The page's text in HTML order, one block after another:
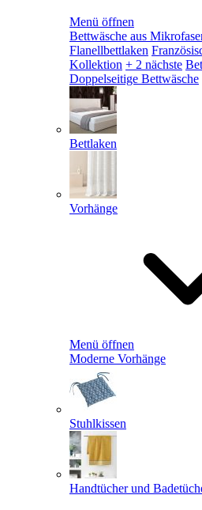
Menü öffnen
Bettwäsche aus
Flanellbettlaken
Kollektion + 2 nächste
Doppelseitige Bettwäsche
Bettlaken
Vorhänge
Menü öffnen
Moderne Vorhänge
Stuhlkissen
Handtücher und